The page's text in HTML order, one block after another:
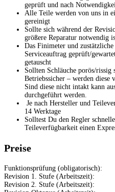
geprüft und nach
Alle Teile werden von uns in
gereinigt
Sollte sich während der
größere Reparatur notwendig
Das Finimeter und
Serviceauftrag geprüft/
getauscht
Sollten Schläuche porös/
Betriebssicher – werden diese
Sind diese nicht intakt kann
durchgeführt werden.
Je nach Hersteller und
14 Werktage
Solltest Du den Regler
Teileverfügbarkeit einen
Preise
Funktionsprüfung
Revision 1. Stufe
Revision 2. Stufe